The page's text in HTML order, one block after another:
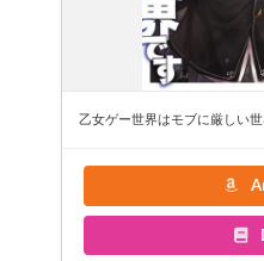
乙女ゲー世界はモブに厳しい